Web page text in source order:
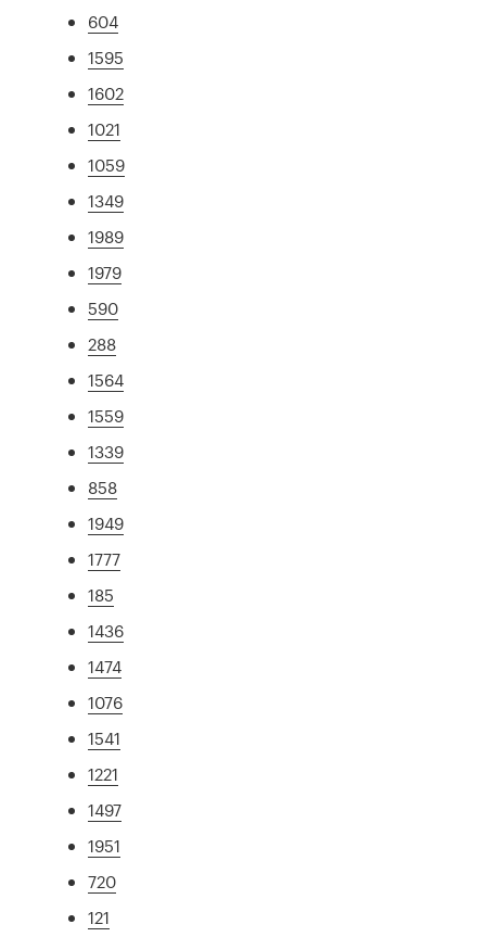
604
1595
1602
1021
1059
1349
1989
1979
590
288
1564
1559
1339
858
1949
1777
185
1436
1474
1076
1541
1221
1497
1951
720
121